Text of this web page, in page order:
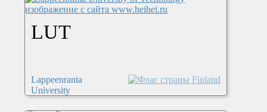
LUT
Lappeenranta
University